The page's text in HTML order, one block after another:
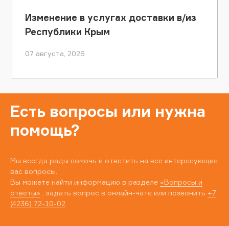
Изменение в услугах доставки в/из
Республики Крым
07 августа, 2026
Есть вопросы или нужна
помощь?
Мы всегда рады помочь и ответить на все интересующие
вас вопросы.
Вы можете найти информацию в разделе «Вопросы и
ответы» , задать вопрос в онлайн-чате или позвонить +7
(4236) 72-10-02